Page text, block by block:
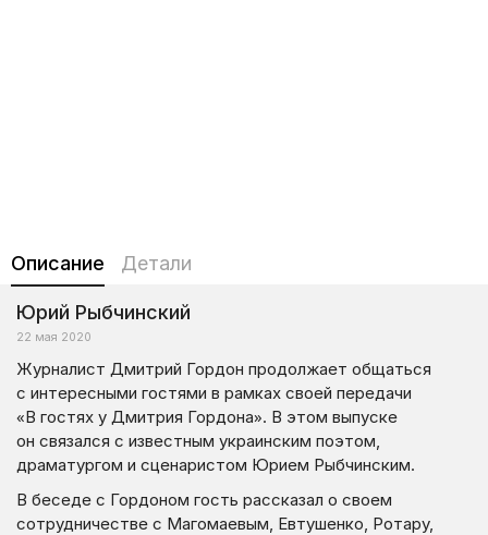
Описание Детали
Юрий Рыбчинский
22 мая 2020
Журналист Дмитрий Гордон продолжает общаться
с интересными гостями в рамках своей передачи
«В гостях у Дмитрия Гордона». В этом выпуске
он связался с известным украинским поэтом,
драматургом и сценаристом Юрием Рыбчинским.
В беседе с Гордоном гость рассказал о своем
сотрудничестве с Магомаевым, Евтушенко, Ротару,